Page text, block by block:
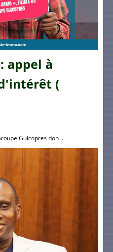
appel à
(
Guicopres don ...